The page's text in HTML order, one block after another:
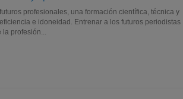
profesionales, una formación científica, técnica y
e idoneidad. Entrenar a los futuros periodistas
la profesión...